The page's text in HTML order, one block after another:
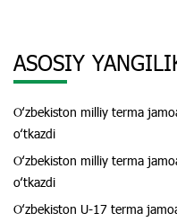
ASOSIY
Oʻzbekiston milliy terma
oʻtkazdi
Oʻzbekiston milliy terma
oʻtkazdi
Oʻzbekiston U-17 terma